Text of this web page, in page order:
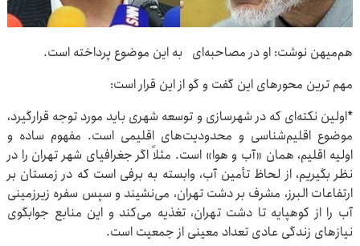
هم‌میهن نوشت: او در مصاحبه‌ای به این موضوع پرداخته است.
مهم ترین محورهای این گفت و گو از این قرار است:
*اولین‌ نکته‌ای که در شهرسازی و توسعه شهری باید مورد توجه قرارگیرد،
موضوع اقلیم‌شناسی و محدودیت‌های اقلیمی است. مفهوم ساده و
اولیه اقلیم، همان «آب و هوا» است. مثلاً اگر جغرافیای شهر تهران را در
نظر بگیریم، از لحاظ تأمین آب، وابسته به برفی است که در زمستان بر
ارتفاعات البرز، مشرف بر دشت تهران، می‌نشیند و سپس سفره زیرزمینی
آب را از کوهپایه تا دشت تهران، تغذیه می‌کند و این منابع جوابگوی
نیازهای زندگی عادی تعداد معینی از جمعیت است.